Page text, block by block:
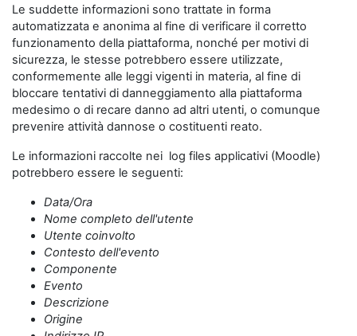
Le suddette informazioni sono trattate in forma
automatizzata e anonima al fine di verificare il corretto
funzionamento della piattaforma, nonché per motivi di
sicurezza, le stesse potrebbero essere utilizzate,
conformemente alle leggi vigenti in materia, al fine di
bloccare tentativi di danneggiamento alla piattaforma
medesimo o di recare danno ad altri utenti, o comunque
prevenire attività dannose o costituenti reato.
Le informazioni raccolte nei log files applicativi (Moodle)
potrebbero essere le seguenti:
Data/Ora
Nome completo dell'utente
Utente coinvolto
Contesto dell'evento
Componente
Evento
Descrizione
Origine